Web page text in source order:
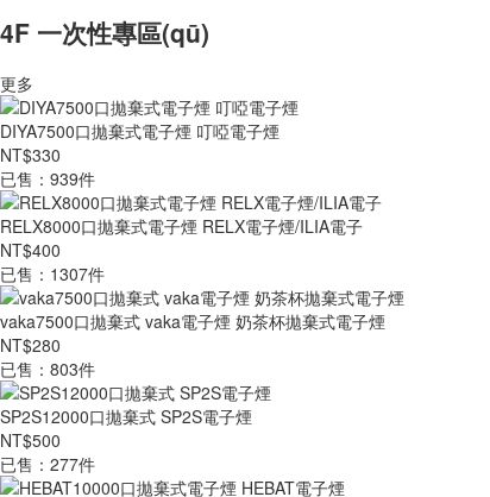
4F 一次性專區(qū)
更多
DIYA7500口拋棄式電子煙 叮啞電子煙
NT$330
已售：939件
RELX8000口拋棄式電子煙 RELX電子煙/ILIA電子
NT$400
已售：1307件
vaka7500口拋棄式 vaka電子煙 奶茶杯拋棄式電子煙
NT$280
已售：803件
SP2S12000口拋棄式 SP2S電子煙
NT$500
已售：277件